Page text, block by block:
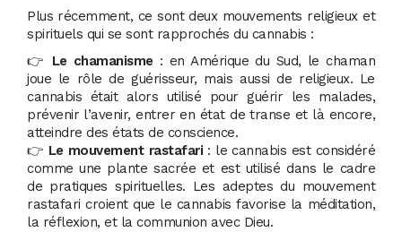
Plus récemment, ce sont deux mouvements religieux et
spirituels qui se sont rapprochés du cannabis :
👉 Le chamanisme : en Amérique du Sud, le chaman
joue le rôle de guérisseur, mais aussi de religieux. Le
cannabis était alors utilisé pour guérir les malades,
prévenir l’avenir, entrer en état de transe et là encore,
atteindre des états de conscience.
👉 Le mouvement rastafari : le cannabis est considéré
comme une plante sacrée et est utilisé dans le cadre
de pratiques spirituelles. Les adeptes du mouvement
rastafari croient que le cannabis favorise la méditation,
la réflexion, et la communion avec Dieu.